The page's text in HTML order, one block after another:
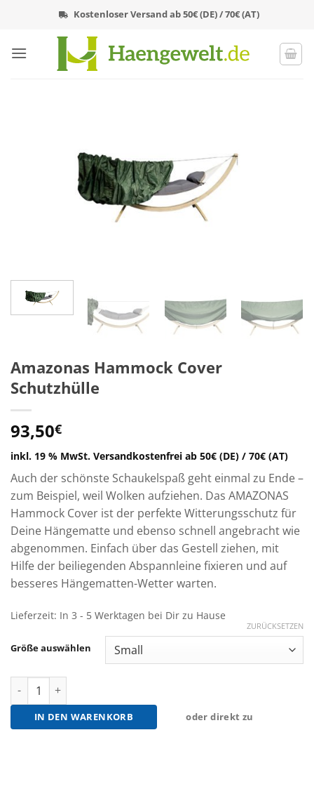
Kostenloser Versand ab 50€ (DE) / 70€ (AT)
Amazonas Hammock Cover
Schutzhülle
93,50€
inkl. 19 % MwSt. Versandkostenfrei ab 50€ (DE) / 70€ (AT)
Auch der schönste Schaukelspaß geht einmal zu Ende –
zum Beispiel, weil Wolken aufziehen. Das AMAZONAS
Hammock Cover ist der perfekte Witterungsschutz für
Deine Hängematte und ebenso schnell angebracht wie
abgenommen. Einfach über das Gestell ziehen, mit
Hilfe der beiliegenden Abspannleine fixieren und auf
besseres Hängematten-Wetter warten.
Lieferzeit: In 3 - 5 Werktagen bei Dir zu Hause
Größe auswählen
ZURÜCKSETZEN
Amazonas Hammock Cover Schutzhülle Menge
IN DEN WARENKORB